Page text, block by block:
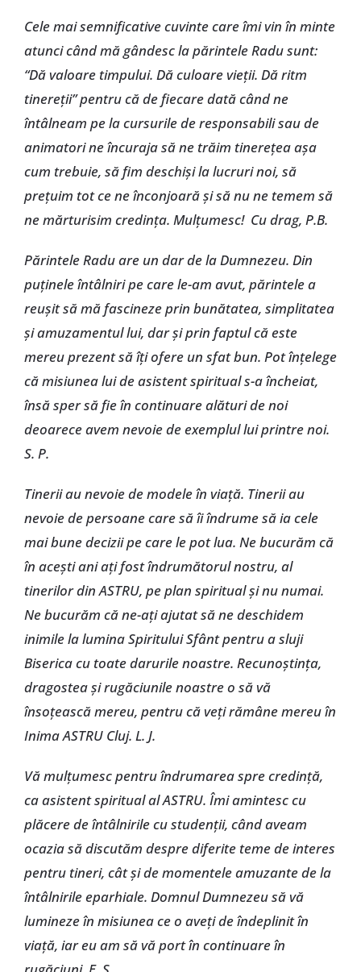
Cele mai semnificative cuvinte care îmi vin în minte
atunci când mă gândesc la părintele Radu sunt:
“Dă valoare timpului. Dă culoare vieții. Dă ritm
tinereții” pentru că de fiecare dată când ne
întâlneam pe la cursurile de responsabili sau de
animatori ne încuraja să ne trăim tinerețea așa
cum trebuie, să fim deschiși la lucruri noi, să
prețuim tot ce ne înconjoară și să nu ne temem să
ne mărturisim credința. Mulțumesc! Cu drag, P.B.
Părintele Radu are un dar de la Dumnezeu. Din
puținele întâlniri pe care le-am avut, părintele a
reușit să mă fascineze prin bunătatea, simplitatea
și amuzamentul lui, dar și prin faptul că este
mereu prezent să îți ofere un sfat bun. Pot înțelege
că misiunea lui de asistent spiritual s-a încheiat,
însă sper să fie în continuare alături de noi
deoarece avem nevoie de exemplul lui printre noi.
S. P.
Tinerii au nevoie de modele în viață. Tinerii au
nevoie de persoane care să îi îndrume să ia cele
mai bune decizii pe care le pot lua. Ne bucurăm că
în acești ani ați fost îndrumătorul nostru, al
tinerilor din ASTRU, pe plan spiritual și nu numai.
Ne bucurăm că ne-ați ajutat să ne deschidem
inimile la lumina Spiritului Sfânt pentru a sluji
Biserica cu toate darurile noastre. Recunoștința,
dragostea și rugăciunile noastre o să vă
însoțească mereu, pentru că veți rămâne mereu în
Inima ASTRU Cluj. L. J.
Vă mulțumesc pentru îndrumarea spre credință,
ca asistent spiritual al ASTRU. Îmi amintesc cu
plăcere de întâlnirile cu studenții, când aveam
ocazia să discutăm despre diferite teme de interes
pentru tineri, cât și de momentele amuzante de la
întâlnirile eparhiale. Domnul Dumnezeu să vă
lumineze în misiunea ce o aveți de îndeplinit în
viață, iar eu am să vă port în continuare în